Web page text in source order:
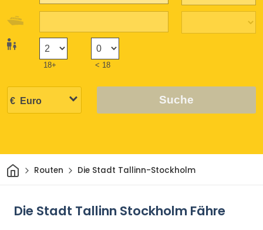
18+ < 18
Suche
HeimRouten Die Stadt Tallinn-Stockholm
Die Stadt Tallinn Stockholm Fähre